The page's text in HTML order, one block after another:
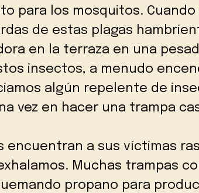
para los mosquitos. Cuando
de estas plagas
en la terraza en una
insectos, a menudo
algún repelente de
vez en hacer una trampa
encuentran a sus víctimas
Muchas trampas
propano para